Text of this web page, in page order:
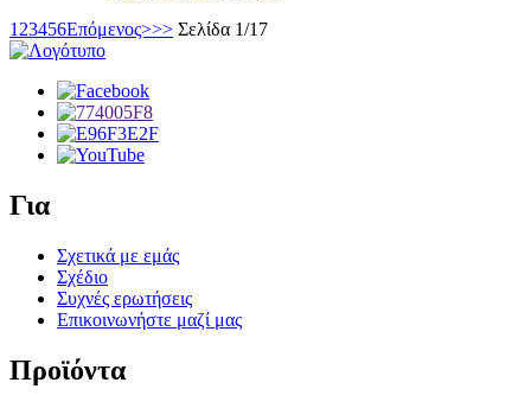
1 23456Επόμενος>>> Σελίδα 1/17
Για
Σχετικά με εμάς
Σχέδιο
Συχνές ερωτήσεις
Επικοινωνήστε μαζί μας
Προϊόντα